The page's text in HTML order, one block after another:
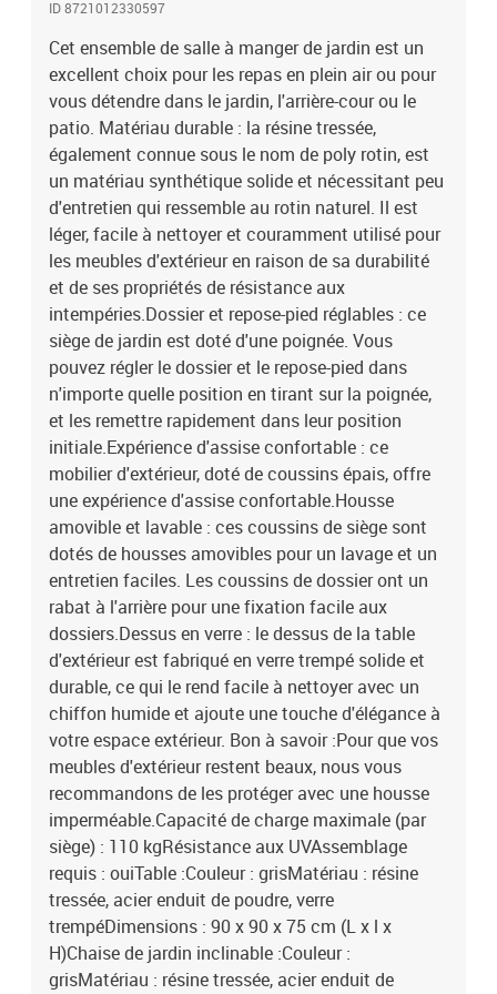
sont dotés de housses amovibles pour un lavage et un entretien
faciles. Les coussins de dossier ont un rabat à l'arrière pour une
fixation facile aux dossiers.Dessus en verre : le dessus de la table
d'extérieur est fabriqué en verre trempé solide et durable, ce qui le
rend facile à nettoyer avec un chiffon humide et ajoute une touche
d'élégance à votre espace extérieur. Bon à savoir :Pour que vos
meubles d'extérieur restent beaux, nous vous recommandons de
les protéger avec une housse imperméable.Capacité de charge
maximale (par siège) : 110 kgRésistance aux UVAssemblage
requis : ouiTable :Couleur : grisMatériau : résine tressée, acier
enduit de poudre, verre trempéDimensions : 90 x 90 x 75 cm (L x l x
H)Chaise de jardin inclinable :Couleur : grisMatériau : résine
tressée, acier enduit de poudreDimensions de l'assise : 57 x 61 x 93
cm (l x P x H)Dimensions de couchage : 57 x 115 x 83 cm (l x P x
H)Dimensions du siège : 47 x 50 cm (l x P)Hauteur du siège à partir
du sol : 44 cmHauteur des accoudoirs à partir du sol : 64
cmCoussin :Couleur : gris foncéMatériau de la couverture : tissu
(100 % polyester)Matériau de remplissage du coussin de siège :
mousseMatériau de remplissage du coussin de dossier : fibre de
cotonDimensions du coussin de siège : 48 x 89 x 3 cm (l x P x
é)Dimensions du coussin de dossier : 66 x 48 x 11 cm (L x l x é)La
livraison contient :1 x table de jardin2 x chaise de jardin
inclinable2 x coussin de dossier2 x coussin d'assise avec housse
amovible et lavable
ID 8721012330597
Cet ensemble de salle à manger de jardin est un
excellent choix pour les repas en plein air ou pour
vous détendre dans le jardin, l'arrière-cour ou le
patio. Matériau durable : la résine tressée,
également connue sous le nom de poly rotin, est
un matériau synthétique solide et nécessitant peu
d'entretien qui ressemble au rotin naturel. Il est
léger, facile à nettoyer et couramment utilisé pour
les meubles d'extérieur en raison de sa durabilité
et de ses propriétés de résistance aux
intempéries.Dossier et repose-pied réglables : ce
siège de jardin est doté d'une poignée. Vous
pouvez régler le dossier et le repose-pied dans
n'importe quelle position en tirant sur la poignée,
et les remettre rapidement dans leur position
initiale.Expérience d'assise confortable : ce
mobilier d'extérieur, doté de coussins épais, offre
une expérience d'assise confortable.Housse
amovible et lavable : ces coussins de siège sont
dotés de housses amovibles pour un lavage et un
entretien faciles. Les coussins de dossier ont un
rabat à l'arrière pour une fixation facile aux
dossiers.Dessus en verre : le dessus de la table
d'extérieur est fabriqué en verre trempé solide et
durable, ce qui le rend facile à nettoyer avec un
chiffon humide et ajoute une touche d'élégance à
votre espace extérieur. Bon à savoir :Pour que vos
meubles d'extérieur restent beaux, nous vous
recommandons de les protéger avec une housse
imperméable.Capacité de charge maximale (par
siège) : 110 kgRésistance aux UVAssemblage
requis : ouiTable :Couleur : grisMatériau : résine
tressée, acier enduit de poudre, verre
trempéDimensions : 90 x 90 x 75 cm (L x l x
H)Chaise de jardin inclinable :Couleur :
grisMatériau : résine tressée, acier enduit de